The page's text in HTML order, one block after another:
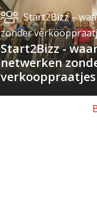
Start2Bizz –
zonder
Start2Bizz -
netwerken
verkooppraatjes